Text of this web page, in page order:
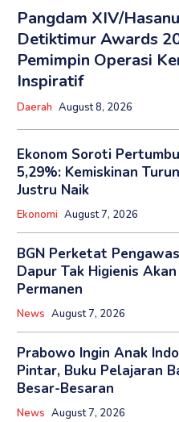
Pangdam XIV/
Detiktimur Awards
Pemimpin Operasi
Inspiratif
Daerah August 8, 2026
Ekonom Soroti
5,29%: Kemiskinan
Justru Naik
Ekonomi August 7, 2026
BGN Perketat
Dapur Tak Higienis
Permanen
News August 7, 2026
Prabowo Ingin Anak
Pintar, Buku Pelajaran
Besar-Besaran
News August 7, 2026